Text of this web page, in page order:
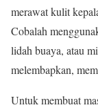
merawat kulit
Cobalah
lidah buaya, atau
melembapkan,
Untuk membuat